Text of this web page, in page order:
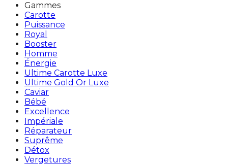
Gammes
Carotte
Puissance
Royal
Booster
Homme
Énergie
Ultime Carotte Luxe
Ultime Gold Or Luxe
Caviar
Bébé
Excellence
Impériale
Réparateur
Suprême
Détox
Vergetures